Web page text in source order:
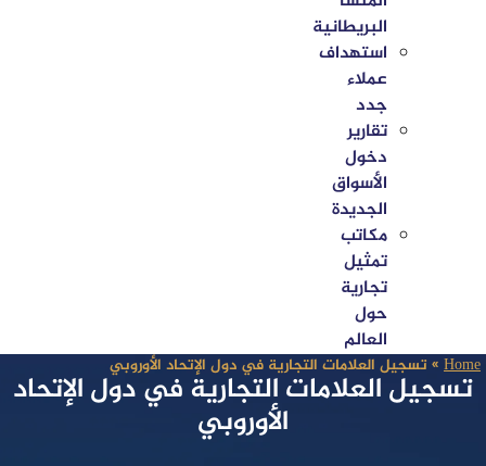
البريطانية
استهداف
عملاء
جدد
تقارير
دخول
الأسواق
الجديدة
مكاتب
تمثيل
تجارية
حول
العالم
Home
» تسجيل العلامات التجارية في دول الإتحاد الأوروبي
تسجيل العلامات التجارية في دول الإتحاد
الأوروبي